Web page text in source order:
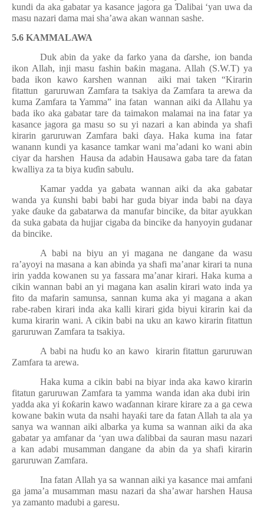
kundi da aka gabatar ya kasance jagora ga Ɗalibai ‘yan uwa da
masu nazari dama mai sha’awa akan wannan sashe.
5.6 KAMMALAWA
Duk abin da yake da farko yana daɗarshe, ion banda
ikon Allah, inji masu fashin baƙin magana. Allah (S.W.T) ya
bada ikon kawo ƙarshen wannan
aiki mai taken “Kirarin
fitattun
garuruwan Zamfara ta tsakiya da Zamfara ta arewa da
kuma Zamfara ta Yamma” ina fatan
wannan aiki da Allahu ya
bada iko aka gabatar tare da taimakon malamai na ina fatar ya
kasance jagora ga masu so su yi nazari a kan abinda ya shafi
kirarin garuruwan Zamfara baki ɗaya. Haka kuma ina fatar
wanann kundi ya kasance tamkar wani ma’adani ko wani abin
ciyar da harshen
Hausa da adabin Hausawa gaba tare da fatan
kwalliya za ta biya kuɗin sabulu.
Kamar yadda ya gabata wannan aiki da aka gabatar
wanda ya ƙunshi babi babi har guda biyar inda babi naɗaya
yakeɗauke da gabatarwa da manufar bincike, da bitar ayukkan
da suka gabata da hujjar cigaba da bincike da hanyoyin gudanar
da bincike.
A babi na biyu an yi magana ne dangane da wasu
ra’ayoyi na masana a kan abinda ya shafi ma’anar kirari ta nuna
irin yadda kowanen su ya fassara ma’anar kirari. Haka kuma a
cikin wannan babi an yi magana kan asalin kirari wato inda ya
fito da mafarin samunsa, sannan kuma aka yi magana a akan
rabe-raben kirari inda aka kalli kirari gida biyui kirarin kai da
kuma kirarin wani. A cikin babi na uku an kawo kirarin fitattun
garuruwan Zamfara ta tsakiya.
A babi na huɗu ko an kawo
kirarin fitattun garuruwan
Zamfara ta arewa.
Haka kuma a cikin babi na biyar inda aka kawo kirarin
fitatun garuruwan Zamfara ta yamma wanda idan aka dubi irin
yadda aka yi ƙoƙarin kawo waɗannan kirare kirare za a ga cewa
kowane bakin wuta da nsahi hayaƙi tare da fatan Allah ta ala ya
sanya wa wannan aiki albarka ya kuma sa wannan aiki da aka
gabatar ya amfanar da ‘yan uwaɗalibbai da sauran masu nazari
a kan adabi musamman dangane da abin da ya shafi kirarin
garuruwan Zamfara.
Ina fatan Allah ya sa wannan aiki ya kasance mai amfani
ga jama’a musamman masu nazari da sha’awar harshen Hausa
ya zamanto madubi a garesu.